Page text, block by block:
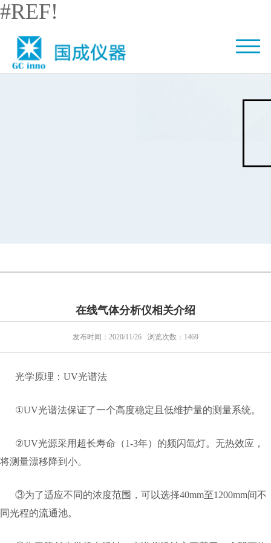
#REF!
​在线气体分析仪相关介绍
发布时间：2020/11/26 浏览次数：1469
光学原理：UV光谱法
①UV光谱法保证了一个高度稳定且低维护量的测量系统。
②UV光源采用超长寿命（1-3年）的频闪氙灯。无热效应，
将测量漂移降到小。
③为了适应不同的浓度范围，可以选择40mm至1200mm间不
同光程的流通池。